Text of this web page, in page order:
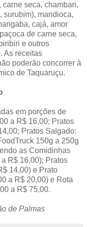
seca, chambari,
surubim), mandioca,
cajá, amor
de carne seca,
e outros
As receitas
poderão concorrer à
de Taquaruçu.
em porções de
a R$ 16,00; Pratos
Pratos Salgado:
150g a 250g
as Comidinhas
R$ 16,00); Pratos
14,00) e Prato
a R$ 20,00) e Rota
a R$ 75,00.
de Palmas